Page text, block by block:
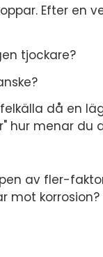
Efter en
tjockare?
då en
hur menar du
av fler-
mot